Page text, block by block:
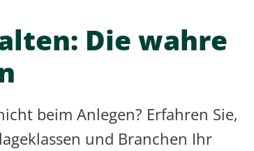
Die wahre
beim Anlegen? Erfahren Sie,
und Branchen Ihr